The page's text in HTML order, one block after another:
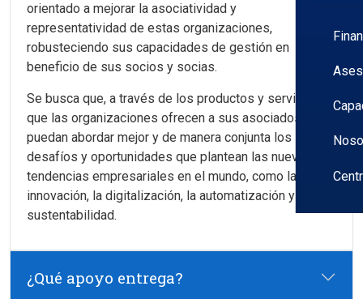
orientado a mejorar la asociatividad y
representatividad de estas organizaciones,
robusteciendo sus capacidades de gestión en
beneficio de sus socios y socias.
Se busca que, a través de los productos y servicios
que las organizaciones ofrecen a sus asociados,
puedan abordar mejor y de manera conjunta los
desafíos y oportunidades que plantean las nuevas
tendencias empresariales en el mundo, como la
innovación, la digitalización, la automatización y la
sustentabilidad.
¿Qué apoyo entrega?